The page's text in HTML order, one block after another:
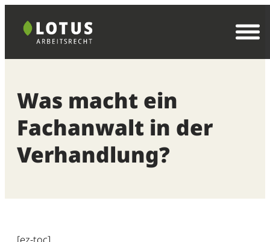
Inhalt
springen
Was macht ein
Fachanwalt in der
Verhandlung?